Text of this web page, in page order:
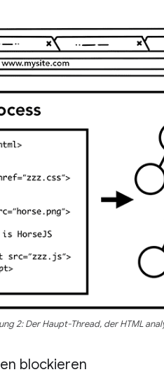
2: Der Haupt-Thread, der HTML
blockieren